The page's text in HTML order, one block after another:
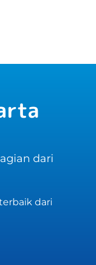
dari
dari